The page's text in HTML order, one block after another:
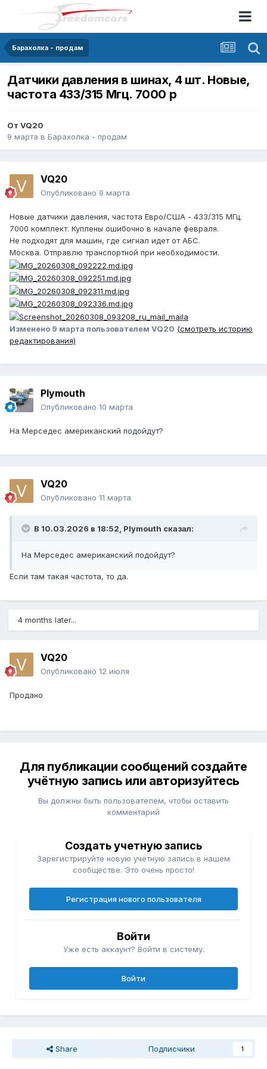
Барахолка - продам
Датчики давления в шинах, 4 шт. Новые,
частота 433/315 Мгц. 7000 р
От VQ20
9 марта в Барахолка - продам
VQ20
Опубликовано 9 марта
Новые датчики давления, частота Евро/США - 433/315 МГц.
7000 комплект. Куплены ошибочно в начале февраля.
Не подходят для машин, где сигнал идет от АБС.
Москва. Отправлю транспортной при необходимости.
Изменено 9 марта пользователем VQ20 (смотреть историю
редактирования)
Plymouth
Опубликовано 10 марта
На Мерседес американский подойдут?
VQ20
Опубликовано 11 марта
В 10.03.2026 в 18:52, Plymouth сказал:
На Мерседес американский подойдут?
Если там такая частота, то да.
4 months later...
VQ20
Опубликовано 12 июля
Продано
Для публикации сообщений создайте
учётную запись или авторизуйтесь
Вы должны быть пользователем, чтобы оставить
комментарий
Создать учетную запись
Зарегистрируйте новую учётную запись в нашем
сообществе. Это очень просто!
Регистрация нового пользователя
Войти
Уже есть аккаунт? Войти в систему.
Войти
Share Подписчики 1